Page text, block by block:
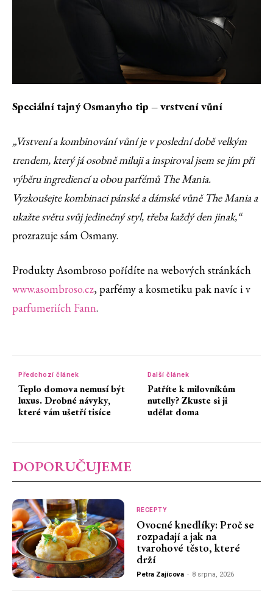
Speciální tajný Osmanyho tip – vrstvení vůní
„Vrstvení a kombinování vůní je v poslední době velkým
trendem, který já osobně miluji a inspiroval jsem se jím při
výběru ingrediencí u obou parfémů The Mania.
Vyzkoušejte kombinaci pánské a dámské vůně The Mania a
ukažte světu svůj jedinečný styl, třeba každý den jinak,“
prozrazuje sám Osmany.
Produkty Asombroso pořídíte na webových stránkách
www.asombroso.cz, parfémy a kosmetiku pak navíc i v
parfumeriích Fann.
Předchozí článek
Teplo domova nemusí být
luxus. Drobné návyky,
které vám ušetří tisíce
Další článek
Patříte k milovníkům
nutelly? Zkuste si ji
udělat doma
DOPORUČUJEME
RECEPTY
Ovocné knedlíky: Proč se
rozpadají a jak na
tvarohové těsto, které
drží
Petra Zajícova - 8 srpna, 2026